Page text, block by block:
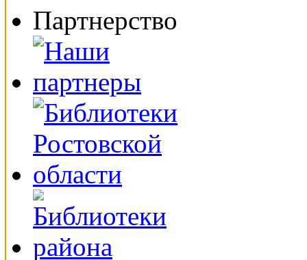
Партнерство